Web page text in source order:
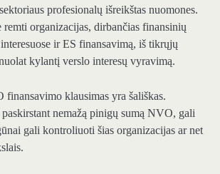
profesionalų išreikštas nuomones.
remti organizacijas, dirbančias finansinių
ir ES finansavimą, iš tikrųjų
kylantį verslo interesų vyravimą.
klausimas yra šališkas.
nemažą pinigų sumą NVO, gali
gali kontroliuoti šias organizacijas ar net